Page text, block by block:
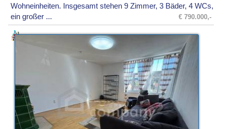
Wohneinheiten. Insgesamt stehen 9 Zimmer, 3 Bäder, 4 WCs,
ein großer ...
€ 790.000,-